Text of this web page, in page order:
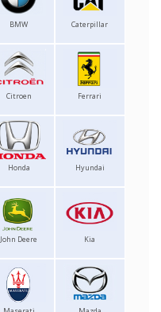
BMW Caterpillar
Citroen Ferrari
Honda Hyundai
John Deere Kia